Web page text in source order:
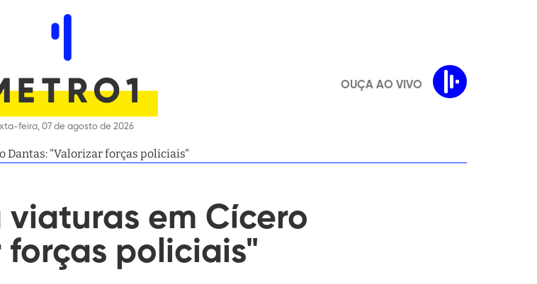
feira, 07 de agosto de 2026
OUÇA AO VIVO
Dantas: "Valorizar forças policiais"
viaturas em Cícero
forças policiais"